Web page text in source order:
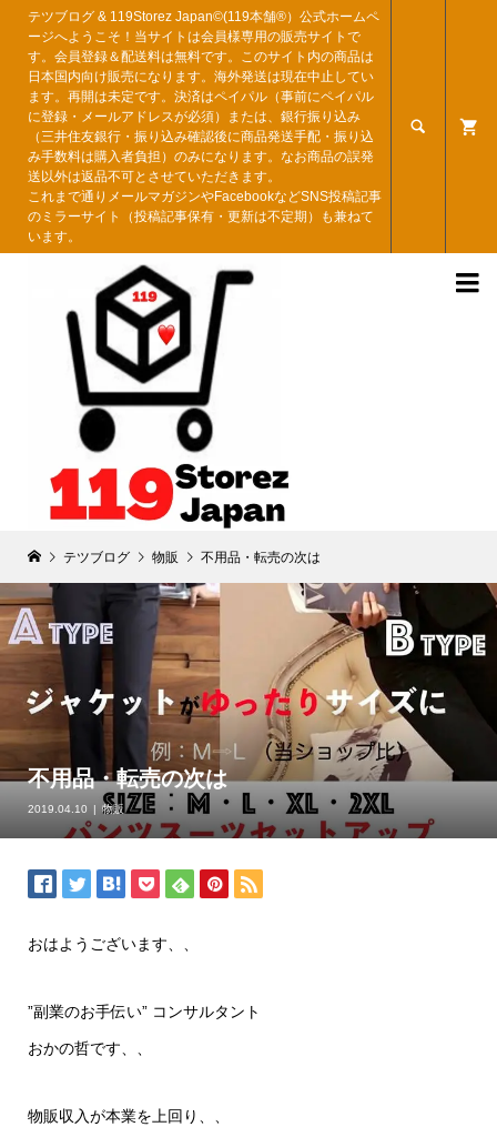
テツブログ & 119Storez Japan©︎(119本舗®︎）公式ホームペ
ージへようこそ！当サイトは会員様専用の販売サイトで
す。会員登録＆配送料は無料です。このサイト内の商品は
日本国内向け販売になります。海外発送は現在中止してい
ます。再開は未定です。決済はペイパル（事前にペイパル
に登録・メールアドレスが必須）または、銀行振り込み
（三井住友銀行・振り込み確認後に商品発送手配・振り込
み手数料は購入者負担）のみになります。なお商品の誤発
送以外は返品不可とさせていただきます。
これまで通りメールマガジンやFacebookなどSNS投稿記事
のミラーサイト（投稿記事保有・更新は不定期）も兼ねて
います。


テツブログ 物販 不用品・転売の次は
不用品・転売の次は
2019.04.10 物販
おはようございます、、
”副業のお手伝い” コンサルタント
おかの哲です、、
物販収入が本業を上回り、、